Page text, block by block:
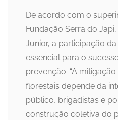
De acordo com o
Fundação Serra do
Junior, a participação
essencial para o
prevenção. “A
florestais depende da
público, brigadistas e
construção coletiva do